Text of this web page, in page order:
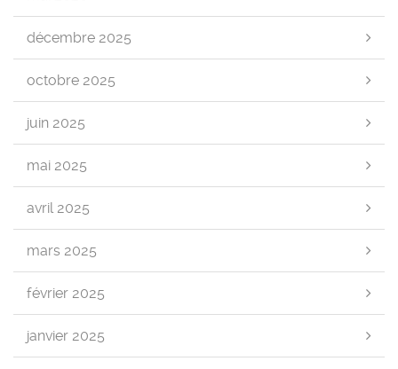
décembre 2025
octobre 2025
juin 2025
mai 2025
avril 2025
mars 2025
février 2025
janvier 2025